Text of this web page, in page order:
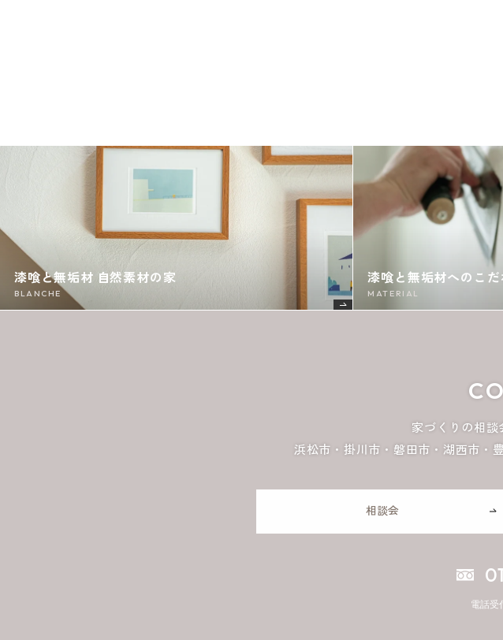
漆喰と無垢材 自然素材の家
BLANCHE
漆喰と無垢材へのこだ
MATERIAL
家づくりの相談
浜松市・掛川市・磐田市・湖西市・
相談会
電話受